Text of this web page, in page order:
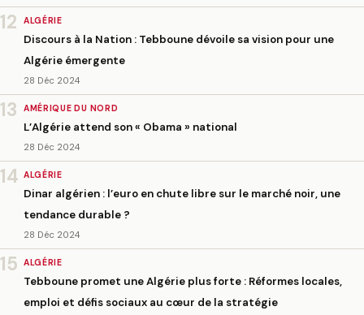
12 ALGÉRIE
Discours à la Nation : Tebboune dévoile sa vision pour une
Algérie émergente
28 Déc 2024
13 AMÉRIQUE DU NORD
L’Algérie attend son « Obama » national
28 Déc 2024
14 ALGÉRIE
Dinar algérien : l’euro en chute libre sur le marché noir, une
tendance durable ?
28 Déc 2024
15 ALGÉRIE
Tebboune promet une Algérie plus forte : Réformes locales,
emploi et défis sociaux au cœur de la stratégie